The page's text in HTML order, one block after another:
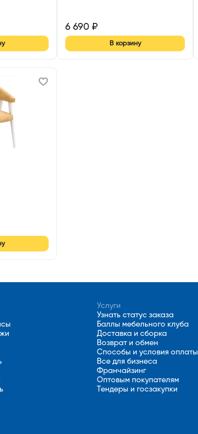
6 690 ₽
В корзину
Услуги
Узнать статус заказа
Баллы мебельного клуба
Доставка и сборка
Возврат и обмен
Способы и условия оплаты
Все для бизнеса
Франчайзинг
Оптовым покупателям
Тендеры и госзакупки